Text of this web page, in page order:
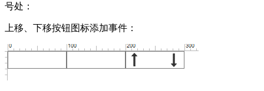
号处：
上移、下移按钮图标添加事件：